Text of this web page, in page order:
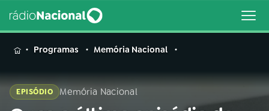
MENUProgramas Memória Nacional
EPISÓDIO Memória Nacional